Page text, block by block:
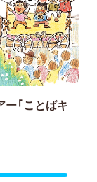
「ことばキ